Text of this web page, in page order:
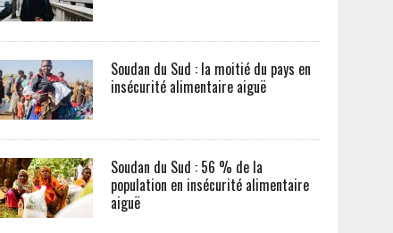
Soudan du Sud : la moitié du pays en
insécurité alimentaire aiguë
Soudan du Sud : 56 % de la
population en insécurité alimentaire
aiguë